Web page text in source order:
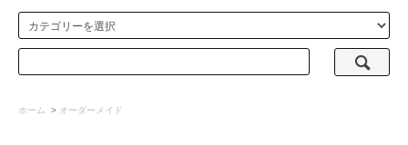
ホーム > オーダーメイド